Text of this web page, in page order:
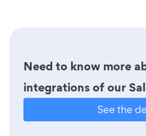
Need to know more
integrations of our
See the